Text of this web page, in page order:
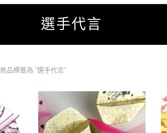
選手代言
商品標籤為 “選手代言”